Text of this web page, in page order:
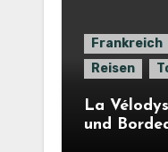
Frankreich
Reisen
La
und